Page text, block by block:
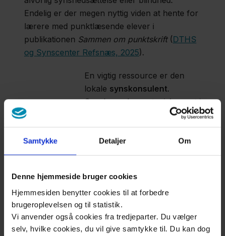
Samtykke Detaljer Om
Denne hjemmeside bruger cookies
Hjemmesiden benytter cookies til at forbedre
brugeroplevelsen og til statistik.
Vi anvender også cookies fra tredjeparter. Du vælger
selv, hvilke cookies, du vil give samtykke til. Du kan dog
Endelig er der megen nyttig viden at hente for
lærere med punktlæsende elever i
publikationen Sammen om punktskrift(DTHS
og Synscenter Refsnæs, 2025).
En vigtig ressource er den
lokale synskonsulent.
Synskonsulen er typisk ansat i
et kommunikationscenter eller
en synsrådgivning, der er en
kommunal eller regional
institution, som udbyder højt
målrettet mennesker med
synsnedsættelse. Kommunen
indgår kontrakter med en
synsrådgivning eller et
kommunikationscenter om